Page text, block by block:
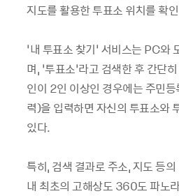
지도를 활용한 투표소 위치를 확
‘내 투표소 찾기’ 서비스는 PC와
며, ‘투표소’라고 검색한 후 간단
인이 2인 이상인 경우에는 주민
력)을 입력하면 자신의 투표소와
있다.
특히, 검색 결과로 주소, 지도 등
내 최초의 고해상도 360도 파노